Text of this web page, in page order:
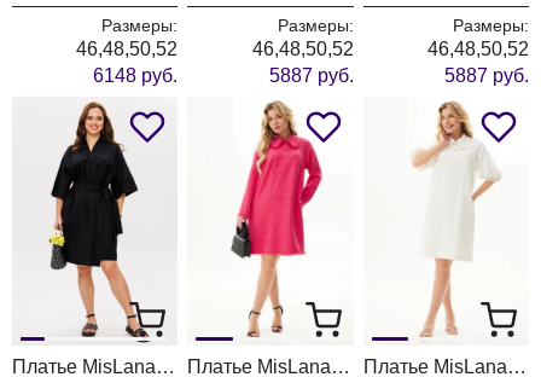
Размеры:
46,48,50,52
6148 руб.
Размеры:
46,48,50,52
5887 руб.
Размеры:
46,48,50,52
5887 руб.
Платье MisLana 1945 черный Платье MisLana С995 фуксия Платье MisLana С920 букле